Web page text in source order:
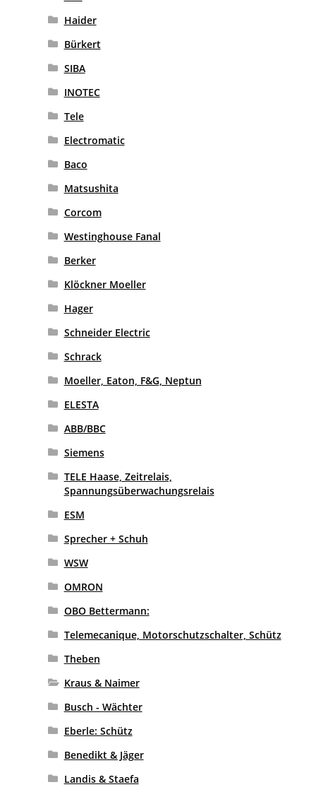
Haider
Bürkert
SIBA
INOTEC
Tele
Electromatic
Baco
Matsushita
Corcom
Westinghouse Fanal
Berker
Klöckner Moeller
Hager
Schneider Electric
Schrack
Moeller, Eaton, F&G, Neptun
ELESTA
ABB/BBC
Siemens
TELE Haase, Zeitrelais,
Spannungsüberwachungsrelais
ESM
Sprecher + Schuh
WSW
OMRON
OBO Bettermann:
Telemecanique, Motorschutzschalter, Schütz
Theben
Kraus & Naimer
Busch - Wächter
Eberle: Schütz
Benedikt & Jäger
Landis & Staefa